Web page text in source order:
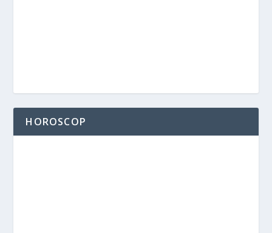
HOROSCOP